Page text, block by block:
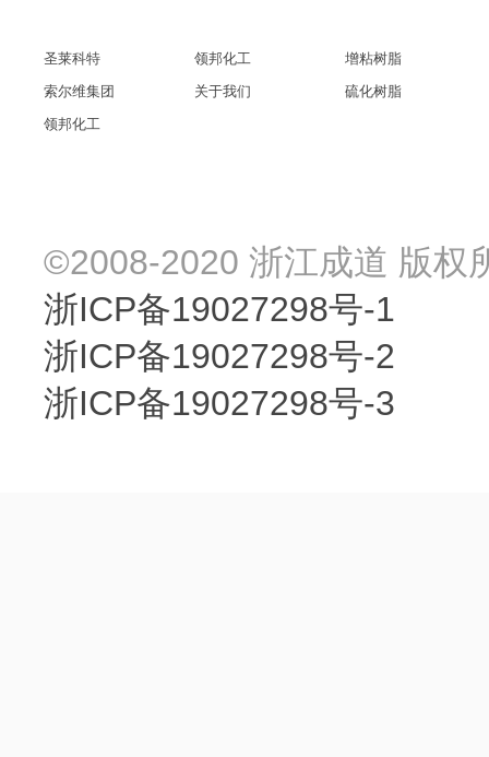
圣莱科特
索尔维集团
领邦化工
领邦化工
关于我们
增粘树脂
硫化树脂
©2008-2020 浙江成道 版权
浙ICP备19027298号-1
浙ICP备19027298号-2
浙ICP备19027298号-3